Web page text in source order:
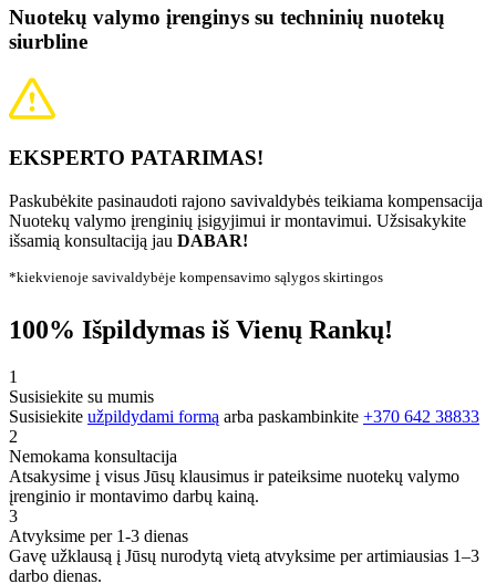
Nuotekų valymo įrenginys su techninių nuotekų
siurbline
EKSPERTO PATARIMAS!
Paskubėkite pasinaudoti rajono savivaldybės teikiama kompensacija
Nuotekų valymo įrenginių įsigyjimui ir montavimui. Užsisakykite
išsamią konsultaciją jau DABAR!
*kiekvienoje savivaldybėje kompensavimo sąlygos skirtingos
100% Išpildymas iš Vienų Rankų!
1
Susisiekite su mumis
Susisiekite užpildydami formą arba paskambinkite +370 642 38833
2
Nemokama konsultacija
Atsakysime į visus Jūsų klausimus ir pateiksime nuotekų valymo
įrenginio ir montavimo darbų kainą.
3
Atvyksime per 1-3 dienas
Gavę užklausą į Jūsų nurodytą vietą atvyksime per artimiausias 1–3
darbo dienas.